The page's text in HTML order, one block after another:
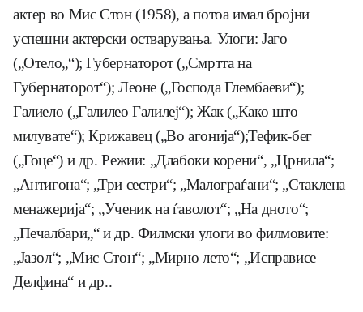
актер во Мис Стон (1958), а потоа имал бројни
успешни актерски остварувања. Улоги: Јаго
(„Отело„“); Губернаторот („Смртта на
Губернаторот“); Леоне („Господа Глембаеви“);
Галиело („Галилео Галилеј“); Жак („Како што
милувате“); Крижавец („Во агонија“);Тефик-бег
(„Гоце“) и др. Режии: „Длабоки корени“, „Црнила“;
„Антигона“; „Три сестри“; „Малограѓани“; „Стаклена
менажерија“; „Ученик на ѓаволот“; „На дното“;
„Печалбари„“ и др. Филмски улоги во филмовите:
„Јазол“; „Мис Стон“; „Мирно лето“; „Исправисе
Делфина“ и др..